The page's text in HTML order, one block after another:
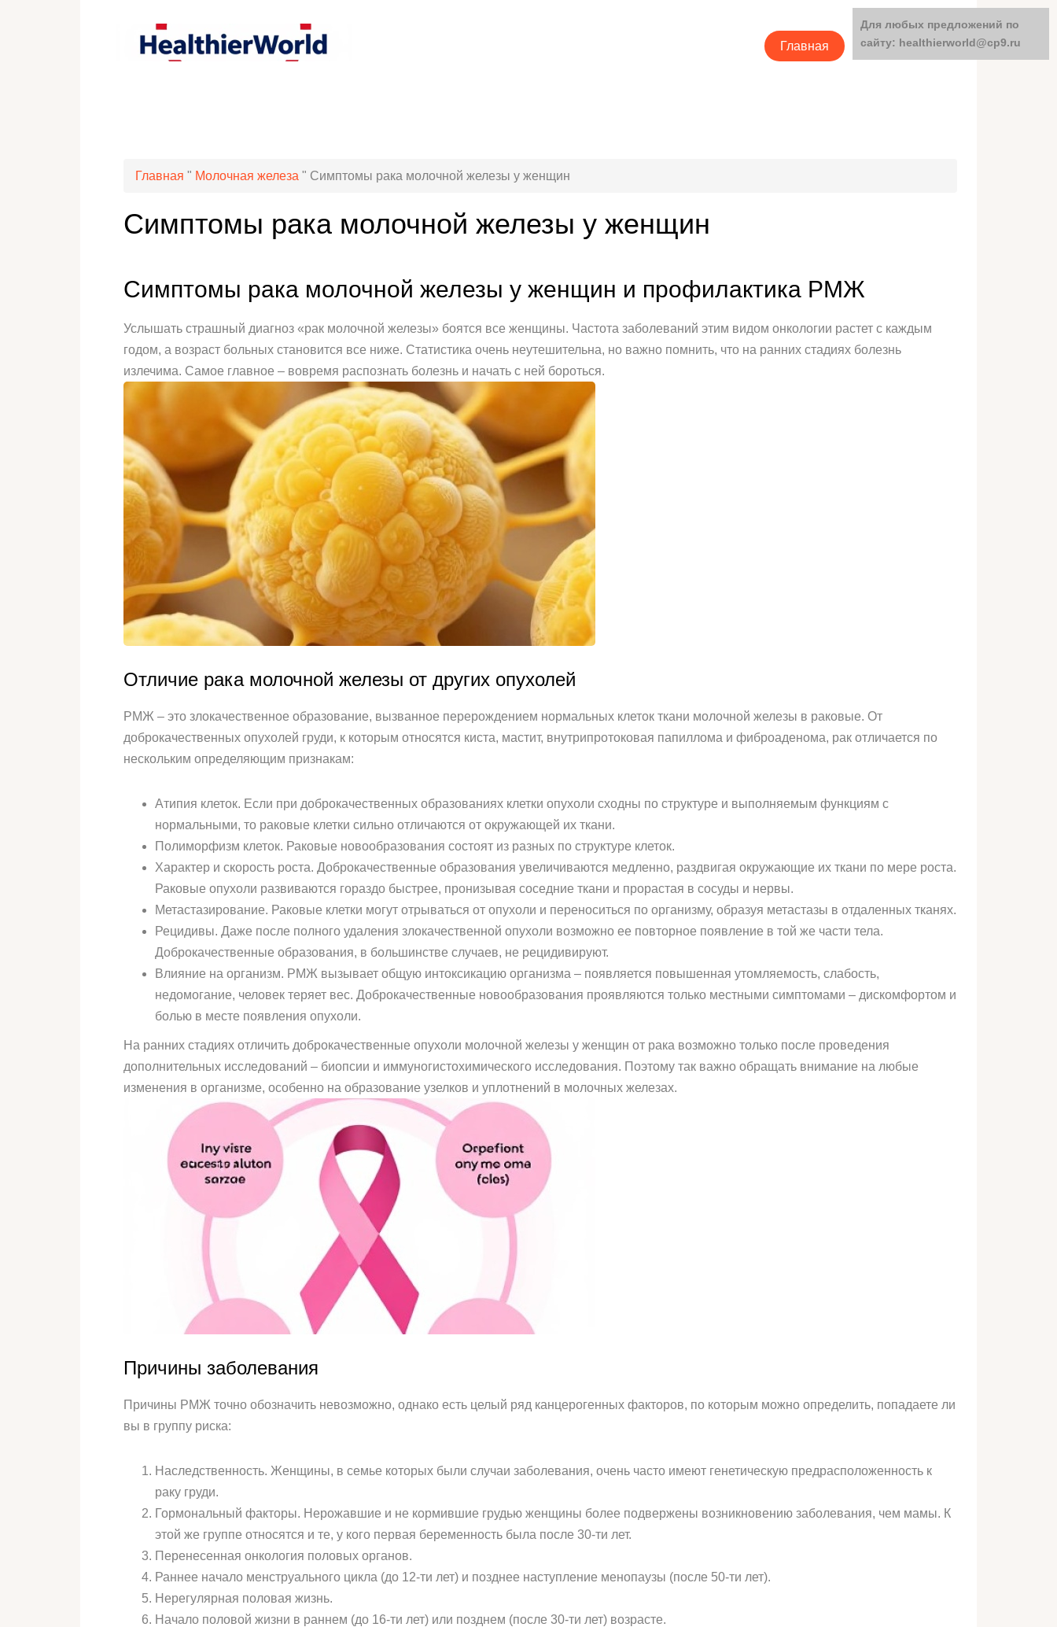
Главная Категории
Главная " Молочная железа " Симптомы рака молочной железы у женщин
Симптомы рака молочной железы у женщин
Симптомы рака молочной железы у женщин и профилактика РМЖ
Услышать страшный диагноз «рак молочной железы» боятся все женщины. Частота заболеваний этим видом онкологии растет с каждым
годом, а возраст больных становится все ниже. Статистика очень неутешительна, но важно помнить, что на ранних стадиях болезнь
излечима. Самое главное – вовремя распознать болезнь и начать с ней бороться.
Отличие рака молочной железы от других опухолей
РМЖ – это злокачественное образование, вызванное перерождением нормальных клеток ткани молочной железы в раковые. От
доброкачественных опухолей груди, к которым относятся киста, мастит, внутрипротоковая папиллома и фиброаденома, рак отличается по
нескольким определяющим признакам:
Атипия клеток. Если при доброкачественных образованиях клетки опухоли сходны по структуре и выполняемым функциям с
нормальными, то раковые клетки сильно отличаются от окружающей их ткани.
Полиморфизм клеток. Раковые новообразования состоят из разных по структуре клеток.
Характер и скорость роста. Доброкачественные образования увеличиваются медленно, раздвигая окружающие их ткани по мере роста.
Раковые опухоли развиваются гораздо быстрее, пронизывая соседние ткани и прорастая в сосуды и нервы.
Метастазирование. Раковые клетки могут отрываться от опухоли и переноситься по организму, образуя метастазы в отдаленных тканях.
Рецидивы. Даже после полного удаления злокачественной опухоли возможно ее повторное появление в той же части тела.
Доброкачественные образования, в большинстве случаев, не рецидивируют.
Влияние на организм. РМЖ вызывает общую интоксикацию организма – появляется повышенная утомляемость, слабость,
недомогание, человек теряет вес. Доброкачественные новообразования проявляются только местными симптомами – дискомфортом и
болью в месте появления опухоли.
На ранних стадиях отличить доброкачественные опухоли молочной железы у женщин от рака возможно только после проведения
дополнительных исследований – биопсии и иммуногистохимического исследования. Поэтому так важно обращать внимание на любые
изменения в организме, особенно на образование узелков и уплотнений в молочных железах.
Причины заболевания
Причины РМЖ точно обозначить невозможно, однако есть целый ряд канцерогенных факторов, по которым можно определить, попадаете ли
вы в группу риска:
Наследственность. Женщины, в семье которых были случаи заболевания, очень часто имеют генетическую предрасположенность к
раку груди.
Гормональный факторы. Нерожавшие и не кормившие грудью женщины более подвержены возникновению заболевания, чем мамы. К
этой же группе относятся и те, у кого первая беременность была после 30-ти лет.
Перенесенная онкология половых органов.
Раннее начало менструального цикла (до 12-ти лет) и позднее наступление менопаузы (после 50-ти лет).
Нерегулярная половая жизнь.
Начало половой жизни в раннем (до 16-ти лет) или позднем (после 30-ти лет) возрасте.
Для любых предложений по
сайту: healthierworld@cp9.ru